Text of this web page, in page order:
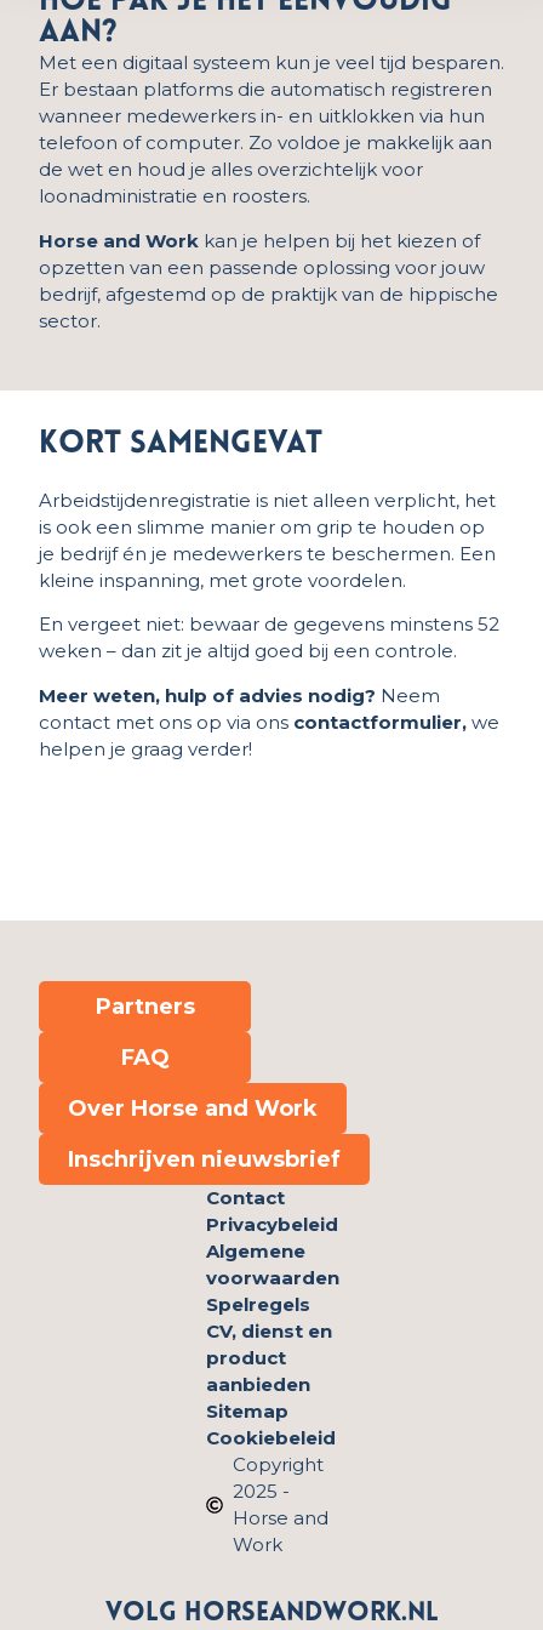
aan?
Met een digitaal systeem kun je veel tijd besparen.
Er bestaan platforms die automatisch registreren
wanneer medewerkers in- en uitklokken via hun
telefoon of computer. Zo voldoe je makkelijk aan
de wet en houd je alles overzichtelijk voor
loonadministratie en roosters.
Horse and Work kan je helpen bij het kiezen of
opzetten van een passende oplossing voor jouw
bedrijf, afgestemd op de praktijk van de hippische
sector.
Kort samengevat
Arbeidstijdenregistratie is niet alleen verplicht, het
is ook een slimme manier om grip te houden op
je bedrijf én je medewerkers te beschermen. Een
kleine inspanning, met grote voordelen.
En vergeet niet: bewaar de gegevens minstens 52
weken – dan zit je altijd goed bij een controle.
Meer weten, hulp of advies nodig? Neem
contact met ons op via ons contactformulier, we
helpen je graag verder!
Partners
FAQ
Over Horse and Work
Inschrijven nieuwsbrief
Contact
Privacybeleid
Algemene
voorwaarden
Spelregels
CV, dienst en
product
aanbieden
Sitemap
Cookiebeleid
Copyright
2025 -
Horse and
Work
Volg HorseandWork.nl